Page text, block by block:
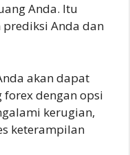
Anda. Itu
Anda dan
akan dapat
dengan opsi
kerugian,
keterampilan